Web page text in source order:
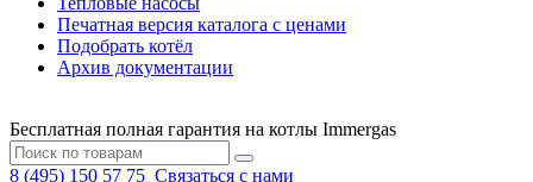
Печатная версия каталога с ценами
Подобрать котёл
Архив документации
Бесплатная полная гарантия на котлы Immergas
8 (495) 150 57 75 Связаться с нами